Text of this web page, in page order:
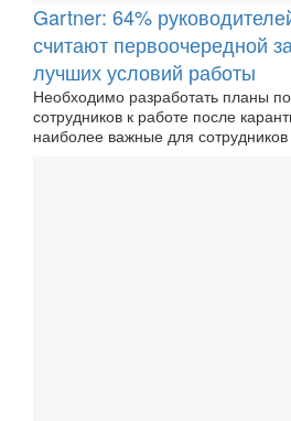
Gartner: 64%
считают первоочередной
лучших условий работы
Необходимо разработать планы
сотрудников к работе после
наиболее важные для